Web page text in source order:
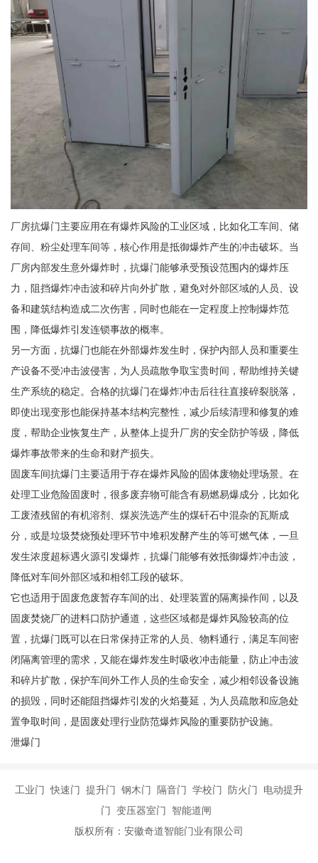
厂房抗爆门主要应用在有爆炸风险的工业区域，比如化工车间、储
存间、粉尘处理车间等，核心作用是抵御爆炸产生的冲击破坏。当
厂房内部发生意外爆炸时，抗爆门能够承受预设范围内的爆炸压
力，阻挡爆炸冲击波和碎片向外扩散，避免对外部区域的人员、设
备和建筑结构造成二次伤害，同时也能在一定程度上控制爆炸范
围，降低爆炸引发连锁事故的概率。
另一方面，抗爆门也能在外部爆炸发生时，保护内部人员和重要生
产设备不受冲击波侵害，为人员疏散争取宝贵时间，帮助维持关键
生产系统的稳定。合格的抗爆门在爆炸冲击后往往直接碎裂脱落，
即使出现变形也能保持基本结构完整性，减少后续清理和修复的难
度，帮助企业恢复生产，从整体上提升厂房的安全防护等级，降低
爆炸事故带来的生命和财产损失。
固废车间抗爆门主要适用于存在爆炸风险的固体废物处理场景。在
处理工业危险固废时，很多废弃物可能含有易燃易爆成分，比如化
工废渣残留的有机溶剂、煤炭洗选产生的煤矸石中混杂的瓦斯成
分，或是垃圾焚烧预处理环节中堆积发酵产生的等可燃气体，一旦
发生浓度超标遇火源引发爆炸，抗爆门能够有效抵御爆炸冲击波，
降低对车间外部区域和相邻工段的破坏。
它也适用于固废危废暂存车间的出、处理装置的隔离操作间，以及
固废焚烧厂的进料口防护通道，这些区域都是爆炸风险较高的位
置，抗爆门既可以在日常保持正常的人员、物料通行，满足车间密
闭隔离管理的需求，又能在爆炸发生时吸收冲击能量，防止冲击波
和碎片扩散，保护车间外工作人员的生命安全，减少相邻设备设施
的损毁，同时还能阻挡爆炸引发的火焰蔓延，为人员疏散和应急处
置争取时间，是固废处理行业防范爆炸风险的重要防护设施。
泄爆门
工业门 快速门 提升门 钢木门 隔音门 学校门 防火门 电动提升
门 变压器室门 智能道闸
版权所有：安徽奇道智能门业有限公司